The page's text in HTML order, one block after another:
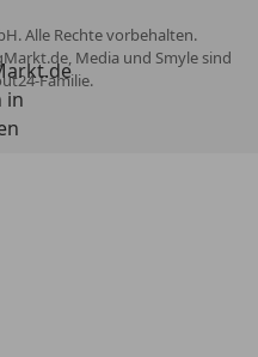
Alle Rechte vorbehalten.
Media und Smyle sind
Familie.